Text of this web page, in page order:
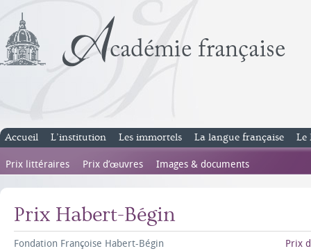
Accueil L’institution Les immortels La langue française Le
Prix littéraires Prix d’œuvres Images & documents
Prix Habert-Bégin
Fondation Françoise Habert-Bégin Prix